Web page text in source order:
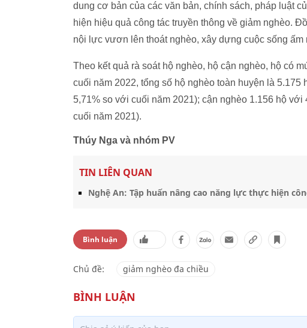
dung cơ bản của các văn bản, chính sách, pháp luật
hiện hiệu quả công tác truyền thông về giảm nghèo.
nội lực vươn lên thoát nghèo, xây dựng cuộc sống
Theo kết quả rà soát hộ nghèo, hộ cận nghèo, hộ có
cuối năm 2022, tổng số hộ nghèo toàn huyện là
5,71% so với cuối năm 2021); cận nghèo 1.156 hộ
cuối năm 2021).
Thúy Nga và nhóm PV
TIN LIÊN QUAN
Nghệ An: Tập huấn nâng cao năng lực thực hiện
Bình luận
Chủ đề: giảm nghèo đa chiều